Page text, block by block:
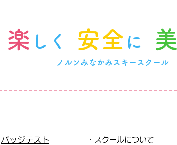
楽 しく 安全 に 美
ノルンみなかみスキースクール
バッジテスト ・ スクールについて